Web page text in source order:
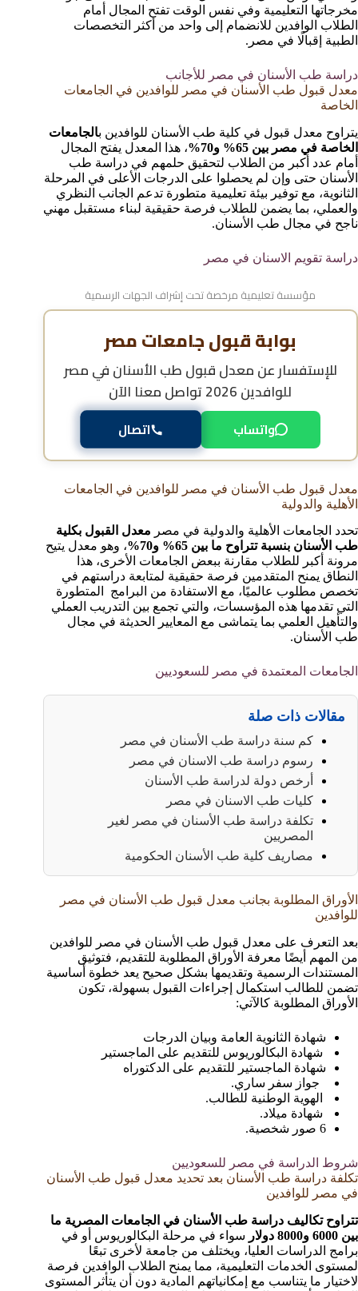
مخرجاتها التعليمية وفي نفس الوقت تفتح المجال أمام
الطلاب الوافدين للانضمام إلى واحد من أكثر التخصصات
الطبية إقبالًا في مصر.
دراسة طب الأسنان في مصر للأجانب
معدل قبول طب الأسنان في مصر للوافدين في الجامعات
الخاصة
يتراوح معدل قبول في كلية طب الأسنان للوافدين بالجامعات
الخاصة في مصر بين 65% و70%
، هذا المعدل يفتح المجال
أمام عدد أكبر من الطلاب لتحقيق حلمهم في دراسة طب
الأسنان حتى وإن لم يحصلوا على الدرجات الأعلى في المرحلة
الثانوية، مع توفير بيئة تعليمية متطورة تدعم الجانب النظري
والعملي، بما يضمن للطلاب فرصة حقيقية لبناء مستقبل مهني
ناجح في مجال طب الأسنان.
دراسة تقويم الاسنان في مصر
مؤسسة تعليمية مرخصة تحت إشراف الجهات الرسمية
بوابة قبول جامعات مصر
للإستفسار عنمعدل قبول طب الأسنان في مصر
للوافدين 2026
تواصل معنا الآن
واتساب اتصال
معدل قبول طب الأسنان في مصر للوافدين في الجامعات
الأهلية والدولية
تحدد الجامعات الأهلية والدولية في مصر معدل القبول بكلية
طب الأسنان بنسبة تتراوح ما بين 65% و70%
، وهو معدل يتيح
مرونة أكبر للطلاب مقارنة ببعض الجامعات الأخرى، هذا
النطاق يمنح المتقدمين فرصة حقيقية لمتابعة دراستهم في
تخصص مطلوب عالميًا، مع الاستفادة من البرامج المتطورة
التي تقدمها هذه المؤسسات، والتي تجمع بين التدريب العملي
والتأهيل العلمي بما يتماشى مع المعايير الحديثة في مجال
طب الأسنان.
الجامعات المعتمدة في مصر للسعوديين
مقالات ذات صلة
كم سنة دراسة طب الأسنان في مصر
رسوم دراسة طب الاسنان في مصر
أرخص دولة لدراسة طب الأسنان
كليات طب الاسنان في مصر
تكلفة دراسة طب الأسنان في مصر لغير
المصريين
مصاريف كلية طب الأسنان الحكومية
الأوراق المطلوبة بجانب معدل قبول طب الأسنان في مصر
للوافدين
بعد التعرف على معدل قبول طب الأسنان في مصر للوافدين
من المهم أيضًا معرفة الأوراق المطلوبة للتقديم، فتوثيق
المستندات الرسمية وتقديمها بشكل صحيح يعد خطوة أساسية
تضمن للطالب استكمال إجراءات القبول بسهولة، تكون
الأوراق المطلوبة كالآتي:
شهادة الثانوية العامة وبيان الدرجات
شهادة البكالوريوس للتقديم على الماجستير
شهادة الماجستير للتقديم على الدكتوراه
جواز سفر ساري.
الهوية الوطنية للطالب.
شهادة ميلاد.
6 صور شخصية.
شروط الدراسة في مصر للسعوديين
تكلفة دراسة طب الأسنان بعد تحديد معدل قبول طب الأسنان
في مصر للوافدين
تتراوح تكاليف دراسة طب الأسنان في الجامعات المصرية ما
بين 6000 و8000 دولار
سواء في مرحلة البكالوريوس أو في
برامج الدراسات العليا، ويختلف من جامعة لأخرى تبعًا
لمستوى الخدمات التعليمية، مما يمنح الطلاب الوافدين فرصة
لاختيار ما يتناسب مع إمكانياتهم المادية دون أن يتأثر المستوى